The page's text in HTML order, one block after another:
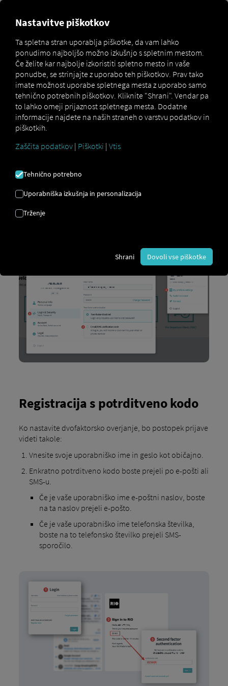
Dvofaktorska avtentikacija
Ta priročnik pojasnjuje, kako omogočiti dvofaktorsko
preverjanje pristnosti, tako da morate ob prijavi vnesti
številsko kodo.
Tako se aktivira
Če želite aktivirati dvofaktorsko overjanje, sledite tem
V uporabniškem meniju odprite zavihek »Prijava in
varnost«.
Registracija s potrditveno kodo
Ko nastavite dvofaktorsko overjanje, bo postopek prijave
videti takole:
Vnesite svoje uporabniško ime in geslo kot običajno.
Enkratno potrditveno kodo boste prejeli po e-pošti ali
SMS-u.
Če je vaše uporabniško ime e-poštni naslov, boste
na ta naslov prejeli e-pošto.
Če je vaše uporabniško ime telefonska številka,
boste na to telefonsko številko prejeli SMS-
sporočilo.
Nastavitve piškotkov
Ta spletna stran uporablja piškotke, da vam lahko
ponudimo najboljšo možno izkušnjo s spletnim mestom.
Če želite kar najbolje izkoristiti spletno mesto in vaše
ponudbe, se strinjajte z uporabo teh piškotkov. Prav tako
imate možnost uporabe spletnega mesta z uporabo samo
tehnično potrebnih piškotkov. Kliknite "Shrani". Vendar pa
to lahko omeji prijaznost spletnega mesta. Dodatne
informacije najdete na naših straneh o varstvu podatkov in
piškotkih.
Zaščita podatkov | Piškotki | Vtis
Tehnično potrebno
Uporabniška izkušnja in personalizacija
Trženje
Shrani Dovoli vse piškotke